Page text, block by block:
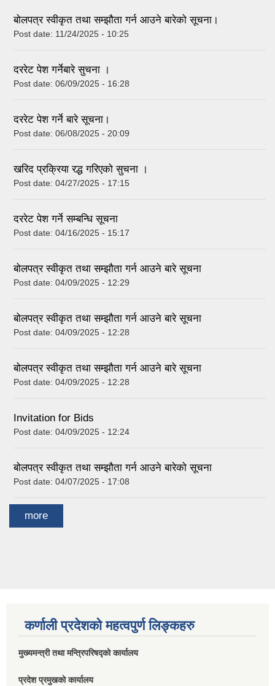
बोलपत्र स्वीकृत तथा सम्झौता गर्न आउने बारेको सूचना।
Post date: 11/24/2025 - 10:25
दररेट पेश गर्नेबारे सुचना ।
Post date: 06/09/2025 - 16:28
दररेट पेश गर्ने बारे सूचना।
Post date: 06/08/2025 - 20:09
खरिद प्रक्रिया रद्ध गरिएको सुचना ।
Post date: 04/27/2025 - 17:15
दररेट पेश गर्ने सम्बन्धि सूचना
Post date: 04/16/2025 - 15:17
बोलपत्र स्वीकृत तथा सम्झौता गर्न आउने बारे सूचना
Post date: 04/09/2025 - 12:29
बोलपत्र स्वीकृत तथा सम्झौता गर्न आउने बारे सूचना
Post date: 04/09/2025 - 12:28
बोलपत्र स्वीकृत तथा सम्झौता गर्न आउने बारे सूचना
Post date: 04/09/2025 - 12:28
Invitation for Bids
Post date: 04/09/2025 - 12:24
बोलपत्र स्वीकृत तथा सम्झौता गर्न आउने बारेको सूचना
Post date: 04/07/2025 - 17:08
more
कर्णाली प्रदेशको महत्वपुर्ण लिङ्कहरु
मुख्यमन्त्री तथा मन्त्रिपरिषद्को कार्यालय
प्रदेश प्रमुखको कार्यालय